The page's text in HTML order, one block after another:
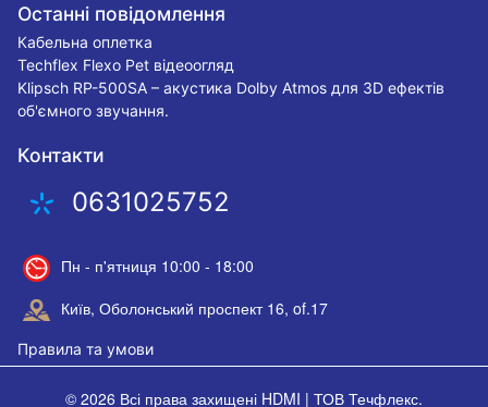
Останні повідомлення
Кабельна оплетка
Techflex Flexo Pet відеоогляд
Klipsch RP-500SA – акустика Dolby Atmos для 3D ефектів
об'ємного звучання.
Контакти
0631025752
Пн - п'ятниця 10:00 - 18:00
Київ, Оболонський проспект 16, of.17
Правила та умови
© 2026 Всі права захищені HDMI | ТОВ Течфлекс.